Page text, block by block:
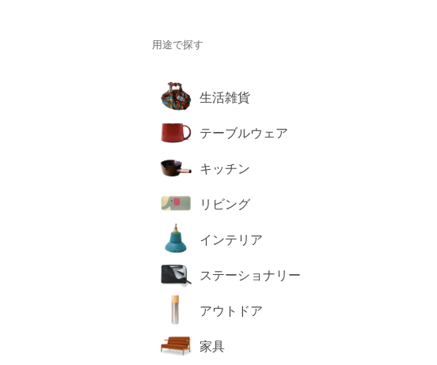
用途で探す
生活雑貨
テーブルウェア
キッチン
リビング
インテリア
ステーショナリー
アウトドア
家具